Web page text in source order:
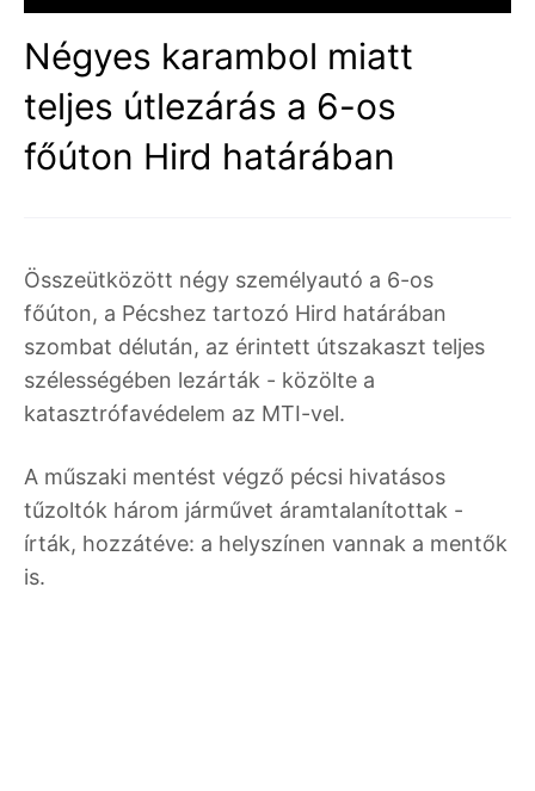
Négyes karambol miatt
teljes útlezárás a 6-os
főúton Hird határában
Összeütközött négy személyautó a 6-os
főúton, a Pécshez tartozó Hird határában
szombat délután, az érintett útszakaszt teljes
szélességében lezárták - közölte a
katasztrófavédelem az MTI-vel.
A műszaki mentést végző pécsi hivatásos
tűzoltók három járművet áramtalanítottak -
írták, hozzátéve: a helyszínen vannak a mentők
is.